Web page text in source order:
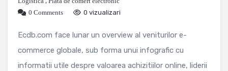
0 Comments
0 vizualizari
Ecdb.com face lunar un overview al veniturilor e-
commerce globale, sub forma unui infografic cu
informatii utile despre valoarea achizitiilor online, liderii